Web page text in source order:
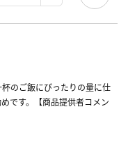
のご飯にぴったりの量に仕
です。【商品提供者コメン